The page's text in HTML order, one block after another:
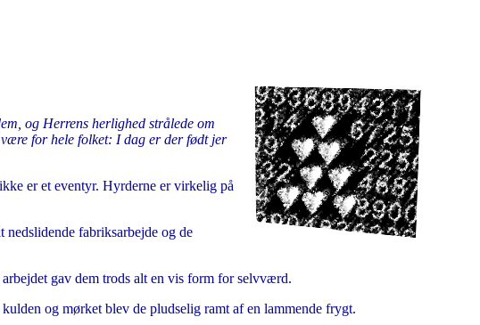
og Herrens herlighed strålede om
for hele folket: I dag er der født jer
er et eventyr. Hyrderne er virkelig på
fabriksarbejde og de
gav dem trods alt en vis form for selvværd.
og mørket blev de pludselig ramt af en lammende frygt.